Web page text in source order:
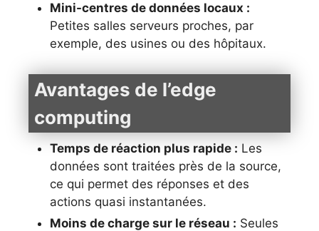
Mini-centres de données locaux :
Petites salles serveurs proches, par
exemple, des usines ou des hôpitaux.
Avantages de l’edge
computing
Temps de réaction plus rapide : Les
données sont traitées près de la source,
ce qui permet des réponses et des
actions quasi instantanées.
Moins de charge sur le réseau : Seules